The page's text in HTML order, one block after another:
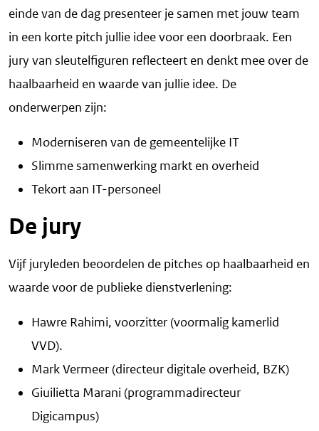
einde van de dag presenteer je samen met jouw team
in een korte pitch jullie idee voor een doorbraak. Een
jury van sleutelfiguren reflecteert en denkt mee over de
haalbaarheid en waarde van jullie idee. De
onderwerpen zijn:
Moderniseren van de gemeentelijke IT
Slimme samenwerking markt en overheid
Tekort aan IT-personeel
De jury
Vijf juryleden beoordelen de pitches op haalbaarheid en
waarde voor de publieke dienstverlening:
Hawre Rahimi, voorzitter (voormalig kamerlid
VVD).
Mark Vermeer (directeur digitale overheid, BZK)
Giuilietta Marani (programmadirecteur
Digicampus)